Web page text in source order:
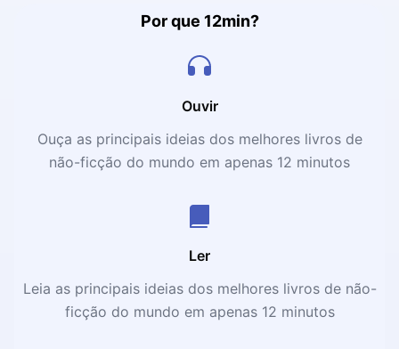
Por que 12min?
Ouvir
Ouça as principais ideias dos melhores livros de
não-ficção do mundo em apenas 12 minutos
Ler
Leia as principais ideias dos melhores livros de não-
ficção do mundo em apenas 12 minutos